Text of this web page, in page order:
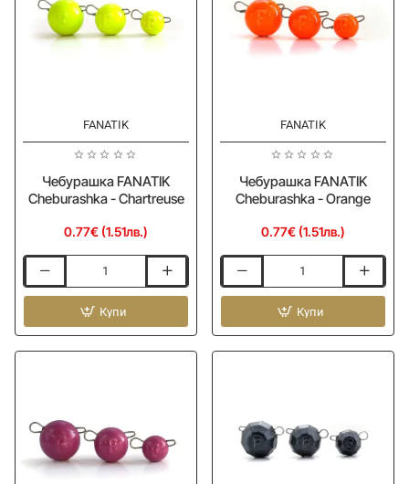
FANATIK
Чебурашка FANATIK
Cheburashka - Chartreuse
0.77€ (1.51лв.)
FANATIK
Cheburashka
-
Chartreuse
Купи
FANATIK
Чебурашка FANATIK
Cheburashka - Orange
0.77€ (1.51лв.)
FANATIK
Cheburashka
-
Orange
Купи